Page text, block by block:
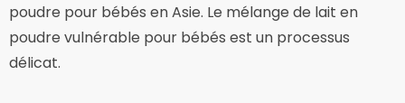
poudre pour bébés en Asie. Le mélange de lait en
poudre vulnérable pour bébés est un processus
délicat.